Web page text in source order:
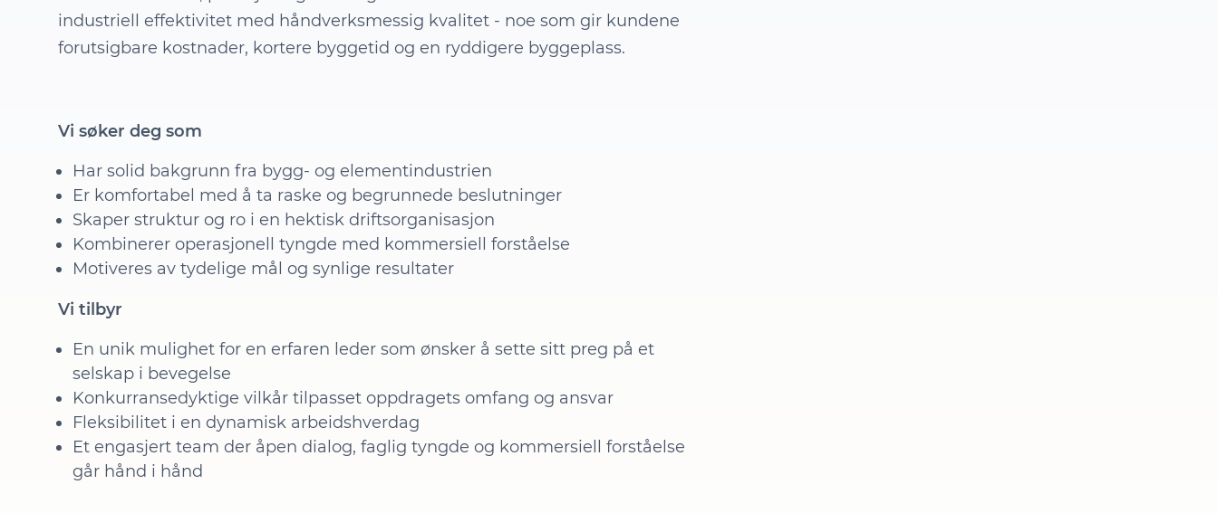
industriell effektivitet med håndverksmessig kvalitet - noe som gir kundene
forutsigbare kostnader, kortere byggetid og en ryddigere byggeplass.
Vi søker deg som
Har solid bakgrunn fra bygg- og elementindustrien
Er komfortabel med å ta raske og begrunnede beslutninger
Skaper struktur og ro i en hektisk driftsorganisasjon
Kombinerer operasjonell tyngde med kommersiell forståelse
Motiveres av tydelige mål og synlige resultater
Vi tilbyr
En unik mulighet for en erfaren leder som ønsker å sette sitt preg på et
selskap i bevegelse
Konkurransedyktige vilkår tilpasset oppdragets omfang og ansvar
Fleksibilitet i en dynamisk arbeidshverdag
Et engasjert team der åpen dialog, faglig tyngde og kommersiell forståelse
går hånd i hånd